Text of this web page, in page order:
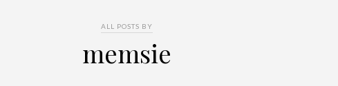
ALL POSTS BY
memsie